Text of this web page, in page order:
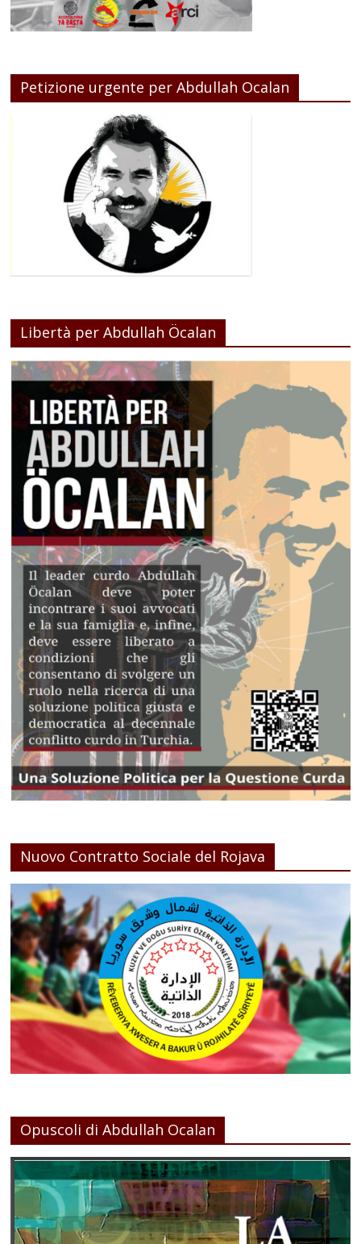
Petizione urgente per Abdullah Ocalan
Libertà per Abdullah Öcalan
Nuovo Contratto Sociale del Rojava
Opuscoli di Abdullah Ocalan